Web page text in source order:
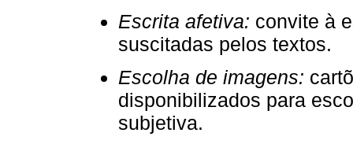
Escrita afetiva: convite à
suscitadas pelos textos.
Escolha de imagens:
disponibilizados para
subjetiva.